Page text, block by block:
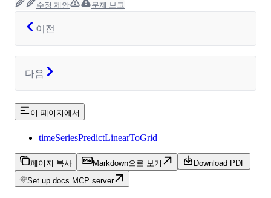
수정 제안 문제 보고
이전
다음
이 페이지에서
timeSeriesPredictLinearToGrid
페이지 복사 Markdown으로 보기
Download PDF
Set up docs MCP server